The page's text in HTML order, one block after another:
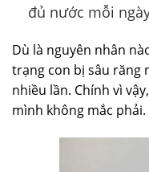
đủ nước mỗi
Dù là nguyên nhân
trạng con bị sâu răng
nhiều lần. Chính vì
mình không mắc phải.